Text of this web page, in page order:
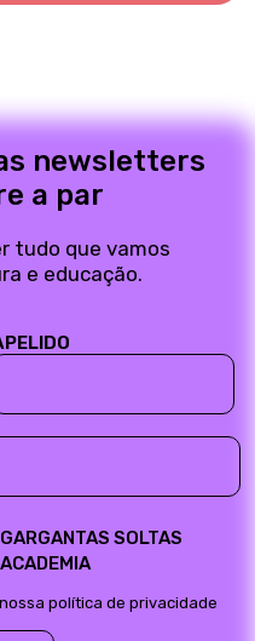
newsletters
a par
tudo que vamos
e educação.
GARGANTAS SOLTAS
ACADEMIA
política de privacidade